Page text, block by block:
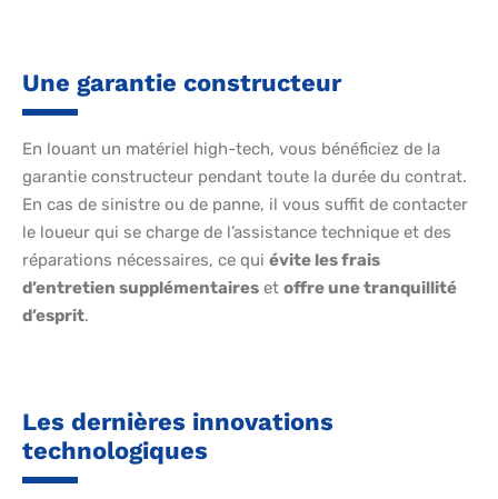
Une garantie constructeur
En louant un matériel high-tech, vous bénéficiez de la
garantie constructeur pendant toute la durée du contrat.
En cas de sinistre ou de panne, il vous suffit de contacter
le loueur qui se charge de l’assistance technique et des
réparations nécessaires, ce qui évite les frais
d’entretien supplémentaires et offre une tranquillité
d’esprit.
Les dernières innovations
technologiques